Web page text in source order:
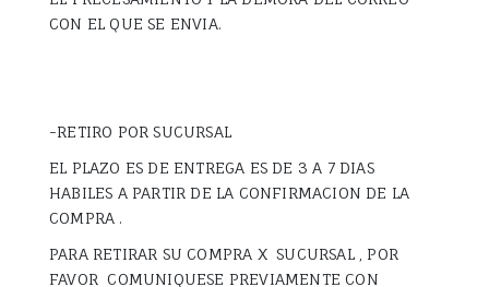
CON EL QUE SE ENVIA.
-RETIRO POR SUCURSAL
EL PLAZO ES DE ENTREGA ES DE 3 A 7 DIAS
HABILES A PARTIR DE LA CONFIRMACION DE LA
COMPRA .
PARA RETIRAR SU COMPRA X SUCURSAL , POR
FAVOR COMUNIQUESE PREVIAMENTE CON